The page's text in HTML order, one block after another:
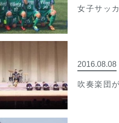
女子サッ
2016.08.08
吹奏楽団